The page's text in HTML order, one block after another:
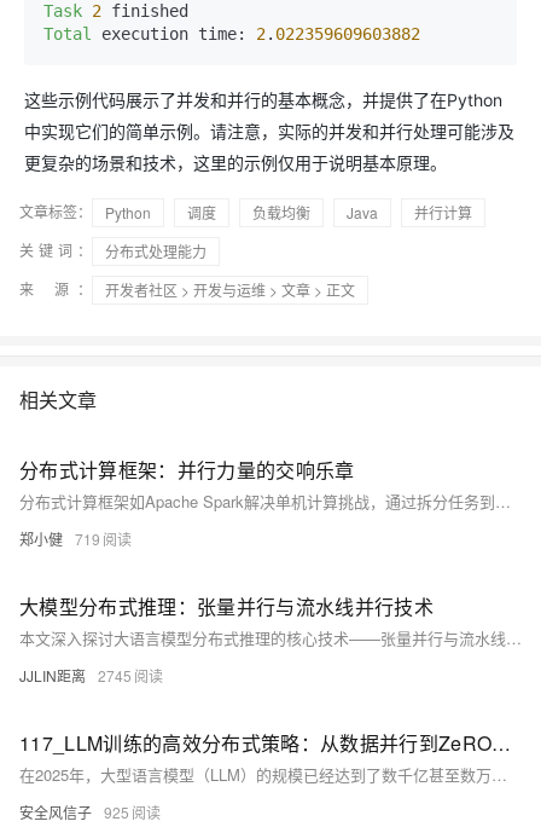
Task 2
Total
execution time: 2. 022359609603882
这些示例代码展示了并发和并行的基本概念，并提供了在Python
中实现它们的简单示例。请注意，实际的并发和并行处理可能涉及
更复杂的场景和技术，这里的示例仅用于说明基本原理。
文章标签： Python 调度 负载均衡 Java
并行计算
关键词：
分布式处理能力
来 源：
开发者社区 > 开发与运维 > 文章 > 正文
相关文章
分布式计算框架：并行力量的交响乐章
分布式计算框架如Apache Spark解决单机计算挑战，通过拆分任务到多机并行处理提升效率。Spark以其内存计算加速处理，支持批处理、查询、流处理和机器学习。以下是一个PySpark统计日志中每日UV的示例，展示如何利用SparkContext、map和reduceByKey进行数据聚合分析。这些框架的运用，正改变大数据处理领域，推动数据分析和机器学习的边界。【6月更文挑战第18天】
郑小健 719
大模型分布式推理：张量并行与流水线并行技术
本文深入探讨大语言模型分布式推理的核心技术——张量并行与流水线并行。通过分析单GPU内存限制下的模型部署挑战，详细解析张量并行的矩阵分片策略、流水线并行的阶段划分机制，以及二者的混合并行架构。文章包含完整的分布式推理框架实现、通信优化策略和性能调优指南，为千亿参数大模型的分布式部署提供全面解决方案。
JJLIN距离 2745
117_LLM训练的高效分布式策略：从数据并行到ZeRO优化
在2025年，大型语言模型（LLM）的规模已经达到了数千亿甚至数万亿参数，训练这样的庞然大物需要先进的分布式训练技术支持。本文将深入探讨LLM训练中的高效分布式策略，从基础的数据并行到最先进的ZeRO优化技术，为读者提供全面且实用的技术指南。
安全风信子 925